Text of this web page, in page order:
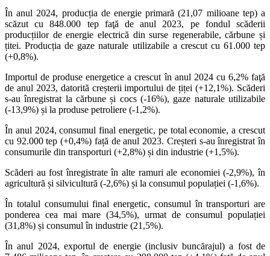
În anul 2024, producția de energie primară (21,07 milioane tep) a
scăzut cu 848.000 tep faţă de anul 2023, pe fondul scăderii
producțiilor de energie electrică din surse regenerabile, cărbune și
țitei. Producția de gaze naturale utilizabile a crescut cu 61.000 tep
(+0,8%).
Importul de produse energetice a crescut în anul 2024 cu 6,2% faţă
de anul 2023, datorită creșterii importului de țiței (+12,1%). Scăderi
s-au înregistrat la cărbune și cocs (-16%), gaze naturale utilizabile
(-13,9%) și la produse petroliere (-1,2%).
În anul 2024, consumul final energetic, pe total economie, a crescut
cu 92.000 tep (+0,4%) față de anul 2023. Creșteri s-au înregistrat în
consumurile din transporturi (+2,8%) și din industrie (+1,5%).
Scăderi au fost înregistrate în alte ramuri ale economiei (-2,9%), în
agricultură și silvicultură (-2,6%) și la consumul populației (-1,6%).
În totalul consumului final energetic, consumul în transporturi are
ponderea cea mai mare (34,5%), urmat de consumul populației
(31,8%) și consumul în industrie (21,5%).
În anul 2024, exportul de energie (inclusiv buncărajul) a fost de